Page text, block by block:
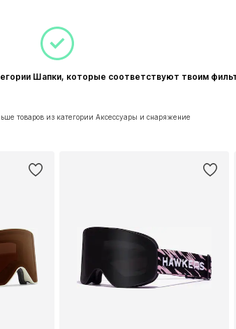
Шапки, которые соответствуют твоим
товаров из категории Аксессуары и снаряжение